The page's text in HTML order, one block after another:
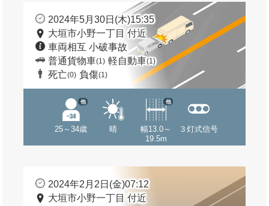
2024年5月30日(木)15:35
大垣市小野一丁目 付近
車両相互 小破事故
普通貨物車(1) 軽自動車(1)
死亡(0) 負傷(1)
25～34歳
他
晴
幅13.0～
19.5m
他
３灯式信号
2024年2月2日(金)07:12
大垣市小野一丁目 付近